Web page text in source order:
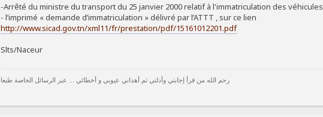
-Arrêté du ministre du transport du 25 janvier 2000 relatif à l'immatriculation des véhicules
- l’imprimé « demande d’immatriculation » délivré par l’ATTT , sur ce lien
http://www.sicad.gov.tn/xml11/fr/prestation/pdf/15161012201.pdf
Slts/Naceur
رحم الله من قرأ إجابتي وأدلتي ثم أهداني عيوبي و أخطائي ... عبر الرسائل الخاصة طبعا